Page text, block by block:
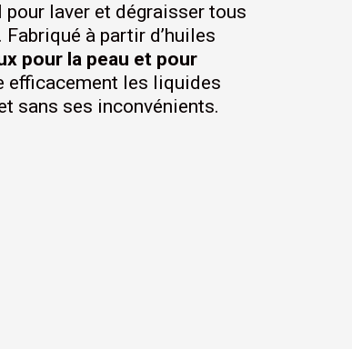
laver et dégraisser tous
à partir d’huiles
pour la peau et pour
efficacement les liquides
sans ses inconvénients.